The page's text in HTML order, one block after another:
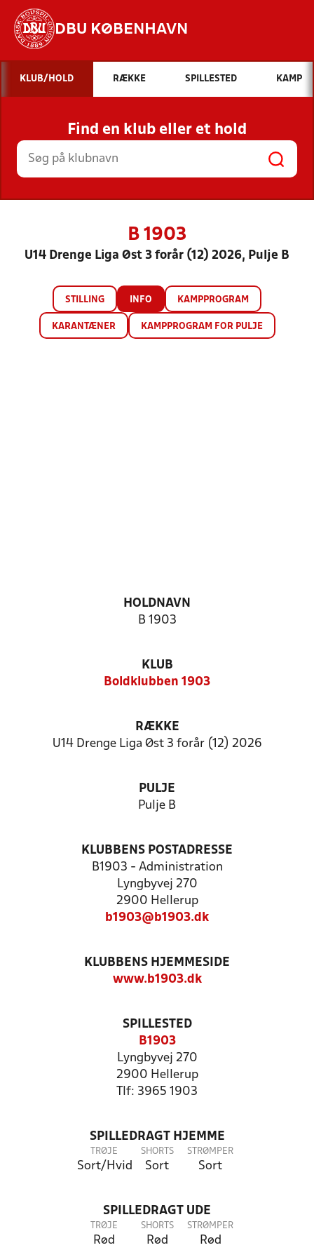
DBU KØBENHAVN
Hvad vil du søge efter?
INDHOLD OG NYHEDER
STILLINGER, RESULTATER, KLUBBER OG
HOLD
KLUB/HOLD RÆKKE SPILLESTED KAMP
Find en klub eller et hold
B 1903
U14 Drenge Liga Øst 3 forår (12) 2026, Pulje B
STILLING INFO KAMPPROGRAM
KARANTÆNER KAMPPROGRAM FOR PULJE
HOLDNAVN
B 1903
KLUB
Boldklubben 1903
RÆKKE
U14 Drenge Liga Øst 3 forår (12) 2026
PULJE
Pulje B
KLUBBENS POSTADRESSE
B1903 - Administration
Lyngbyvej 270
2900 Hellerup
b1903@b1903.dk
KLUBBENS HJEMMESIDE
www.b1903.dk
SPILLESTED
B1903
Lyngbyvej 270
2900 Hellerup
Tlf: 3965 1903
SPILLEDRAGT HJEMME
TRØJE
Sort/Hvid
SHORTS
Sort
STRØMPER
Sort
SPILLEDRAGT UDE
TRØJE
Rød
SHORTS
Rød
STRØMPER
Rød